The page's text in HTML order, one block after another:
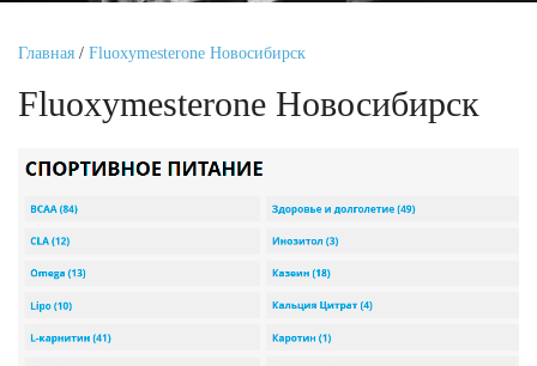
Главная / Fluoxymesterone Новосибирск
Fluoxymesterone Новосибирск